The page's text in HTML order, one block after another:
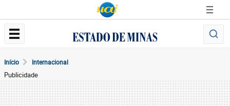
Início Internacional
Publicidade